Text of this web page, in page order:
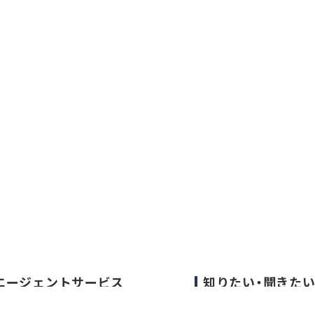
ージェントサービス 知りたい・聞きたい